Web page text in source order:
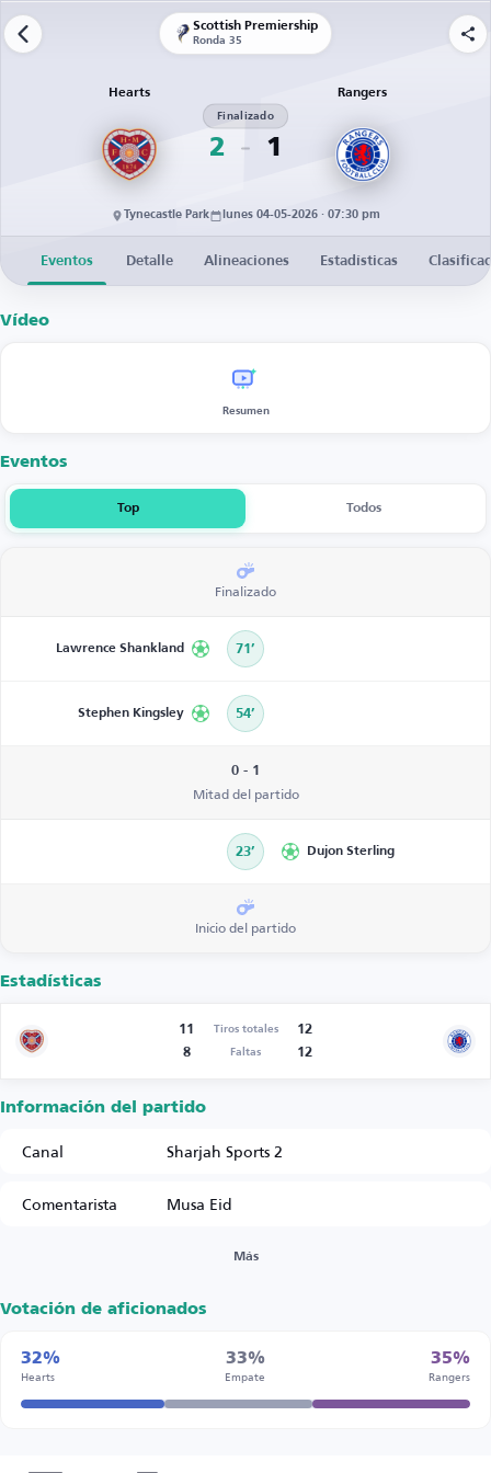
Scottish Premiership
Ronda 35
Hearts
2
Finalizado
1
Rangers
Tynecastle Park lunes 04-05-2026 · 07:30 pm
Eventos Detalle Alineaciones Estadísticas
Vídeo
Resumen
Eventos
Top Todos
Finalizado
Lawrence Shankland 71’
Stephen Kingsley 54’
0 - 1
Mitad del partido
23’ Dujon Sterling
Inicio del partido
Estadísticas
11 Tiros totales
12
8
Faltas 12
Información del partido
Canal
Sharjah Sports 2
Comentarista
Musa Eid
Más
Votación de aficionados
32%
Hearts
33%
Empate
35%
Rangers